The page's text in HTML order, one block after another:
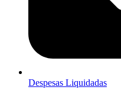
Despesas Liquidadas